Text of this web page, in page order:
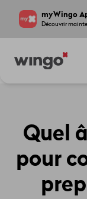
myWingo
Découvrir
Main
Quel
pour